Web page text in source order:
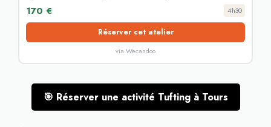
170 € 4h30
Réserver cet atelier
via Wecandoo
🎯 Réserver une activité Tufting à Tours